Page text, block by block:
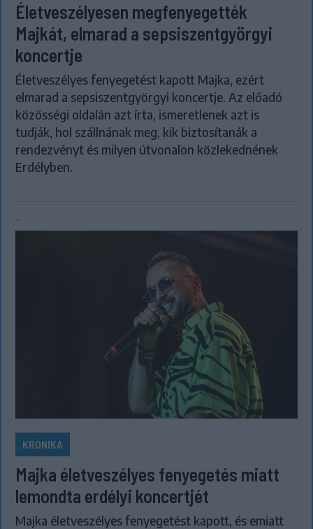
Életveszélyesen megfenyegették
Majkát, elmarad a sepsiszentgyörgyi
koncertje
Életveszélyes fenyegetést kapott Majka, ezért
elmarad a sepsiszentgyörgyi koncertje. Az előadó
közösségi oldalán azt írta, ismeretlenek azt is
tudják, hol szállnának meg, kik biztosítanák a
rendezvényt és milyen útvonalon közlekednének
Erdélyben.
`
KRÓNIKA
Majka életveszélyes fenyegetés miatt
lemondta erdélyi koncertjét
Majka életveszélyes fenyegetést kapott, és emiatt